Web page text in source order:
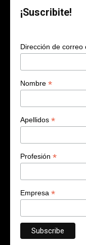
¡Suscribite!
Dirección de correo
Nombre *
Apellidos *
Profesión *
Empresa *